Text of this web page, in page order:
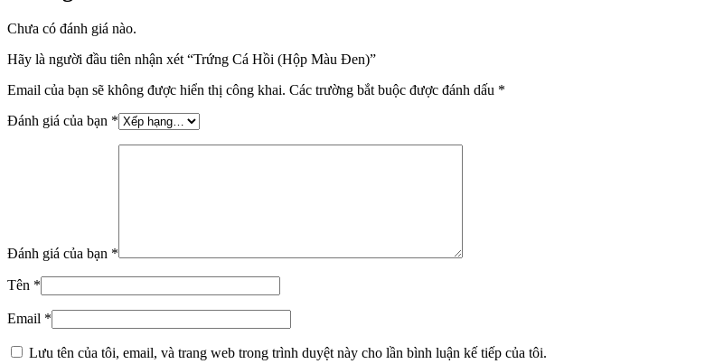
Chưa có đánh giá nào.
Hãy là người đầu tiên nhận xét “Trứng Cá Hồi (Hộp Màu Đen)”
Email của bạn sẽ không được hiển thị công khai. Các trường bắt buộc được đánh dấu *
Đánh giá của bạn *
Đánh giá của bạn *
Tên *
Email *
Lưu tên của tôi, email, và trang web trong trình duyệt này cho lần bình luận kế tiếp của tôi.